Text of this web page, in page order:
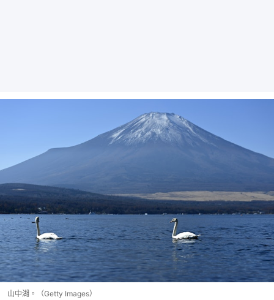
山中湖。（Getty Images）